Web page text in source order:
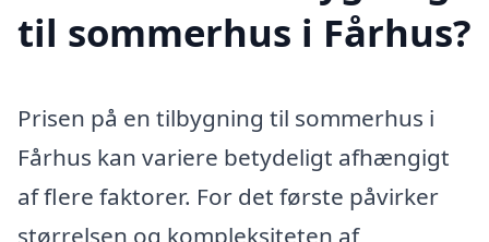
til sommerhus i Fårhus?
Prisen på en tilbygning til sommerhus i
Fårhus kan variere betydeligt afhængigt
af flere faktorer. For det første påvirker
størrelsen og kompleksiteten af